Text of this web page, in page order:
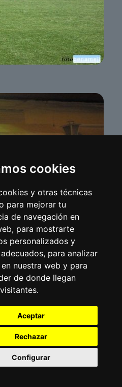
cookies
y otras técnicas
para mejorar tu
de navegación en
para mostrarte
personalizados y
para analizar
nuestra web y para
de donde llegan
Aceptar
Rechazar
Configurar
/ Made by
Policy